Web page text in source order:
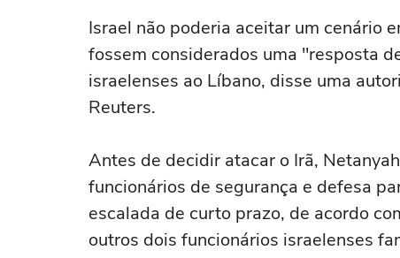
Israel não poderia aceitar um cenário
fossem considerados uma "resposta
israelenses ao Líbano, disse uma
Reuters.
Antes de decidir atacar o Irã,
funcionários de segurança e defesa
escalada de curto prazo, de acordo
outros dois funcionários israelenses